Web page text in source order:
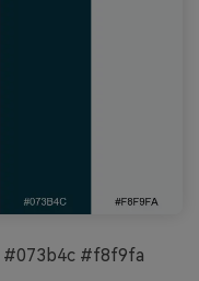
#f8f9fa